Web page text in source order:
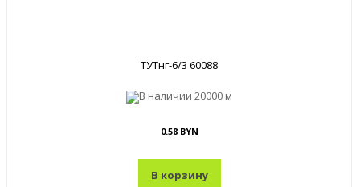
ТУТнг-6/3 60088
В наличии 20000 м
0.58 BYN
В корзину